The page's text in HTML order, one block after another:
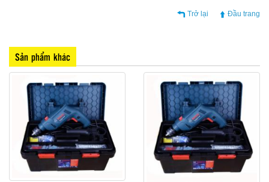
Trở lại Đầu trang
Sản phẩm khác